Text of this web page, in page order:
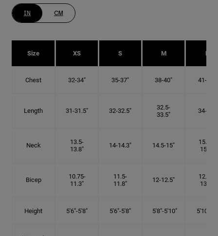
IN CM
Size XS S M L
Chest 32-34" 35-37" 38-40" 41-43"
Length 31-31.5" 32-32.5"
32.5-
33.5"
34-35"
Neck
13.5-
13.8"
14-14.3" 14.5-15"
15.25-
15.5"
Bicep
10.75-
11.3"
11.5-
11.8"
12-12.5"
12.75-
13.3"
Height 5'6"-5'8" 5'6"-5'8" 5'8"-5'10" 5'10"- 6'